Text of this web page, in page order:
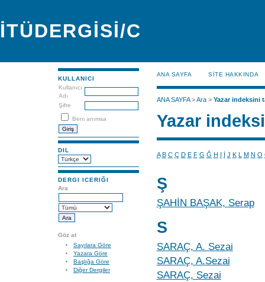
İTÜDERGİSİ/C
KULLANICI
Kullanıcı
Adı
Şifre
Beni anımsa
DIL
DERGI ICERIĞI
Ara
Göz at
Sayılara Göre
Yazara Göre
Başlığa Göre
Diğer Dergiler
ANA SAYFA SİTE HAKKINDA
ANA SAYFA>Ara> Yazar indeksini
Yazar
A B C Ç D E F G Ğ H I İ J K L M N O
Ş
ŞAHİN BAŞAK, Serap
S
SARAÇ, A. Sezai
SARAÇ, A.Sezai
SARAÇ, Sezai